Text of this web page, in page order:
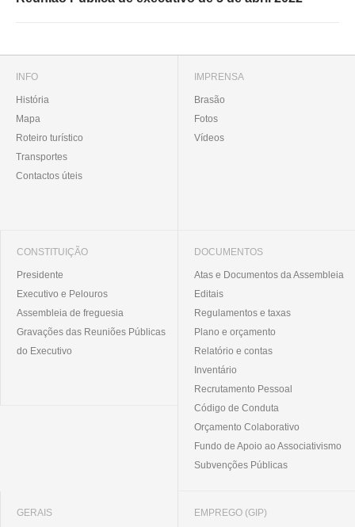
INFO
História
Mapa
Roteiro turístico
Transportes
Contactos úteis
IMPRENSA
Brasão
Fotos
Vídeos
CONSTITUIÇÃO
Presidente
Executivo e Pelouros
Assembleia de freguesia
Gravações das Reuniões Públicas
do Executivo
DOCUMENTOS
Atas e Documentos da Assembleia
Editais
Regulamentos e taxas
Plano e orçamento
Relatório e contas
Inventário
Recrutamento Pessoal
Código de Conduta
Orçamento Colaborativo
Fundo de Apoio ao Associativismo
Subvenções Públicas
GERAIS EMPREGO (GIP)